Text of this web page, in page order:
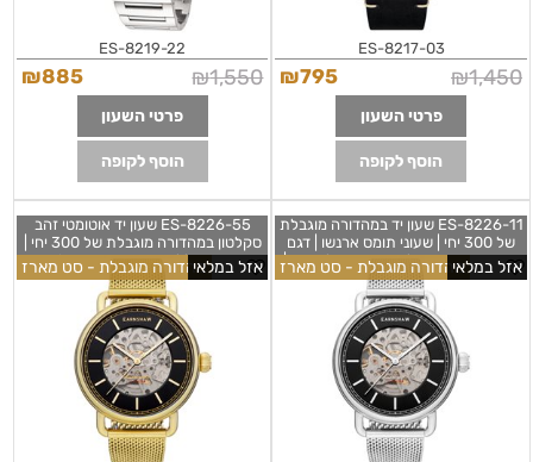
ES-8217-03
₪1,450
₪795
פרטי השעון
הוסף לקופה
ES-8219-22
₪1,550
₪885
פרטי השעון
הוסף לקופה
ES-8226-11 שעון יד במהדורה מוגבלת
של 300 יחי | שעוני תומס ארנשו | דגם
ברצועת רשת סקלטון אוטומטי לגברים |
Thomas Earnshaw Men's ES-
8226-11 Boulton 43mm Black
מהדורה מוגבלת - סט מארזאזל במלאי
ES-8226-55 שעון יד אוטומטי זהב
סקלטון במהדורה מוגבלת של 300 יחי |
מגיע סט כולל רצועת עור נוספת ! חנות
שעוי אופנה בראשון לציון | Thomas
Earnshaw Men's ES-8226-55
Boulton 43mm
מהדורה מוגבלת - סט מארזאזל במלאי